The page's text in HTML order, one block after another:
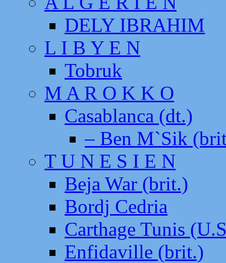
DELY IBRAHIM
L I B Y E N
Tobruk
M A R O K K O
Casablanca (dt.)
– Ben M`Sik
T U N E S I E N
Beja War (brit.)
Bordj Cedria
Carthage Tunis
Enfidaville (brit.)